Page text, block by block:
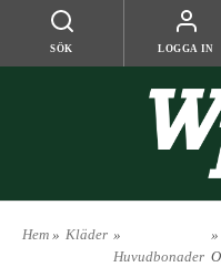
SÖK LOGGA IN
Hem » Kläder »
Huvudbonader
»